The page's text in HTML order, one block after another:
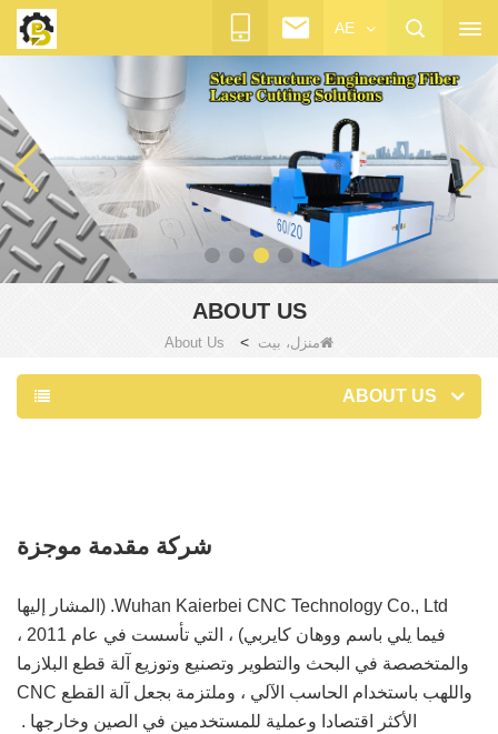
AE
ABOUT US
منزل، بيت >
About Us
ABOUT US
شركة مقدمة موجزة
Wuhan Kaierbei CNC Technology Co., Ltd. (المشار إليها
فيما يلي باسم ووهان كايربي) ، التي تأسست في عام 2011 ،
والمتخصصة في البحث والتطوير وتصنيع وتوزيع آلة قطع البلازما
واللهب باستخدام الحاسب الآلي ، وملتزمة بجعل آلة القطع CNC
الأكثر اقتصادا وعملية للمستخدمين في الصين وخارجها .